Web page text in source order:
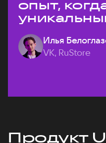
опыт,
на рынке?
Илья
VK, RuStore
Продукт